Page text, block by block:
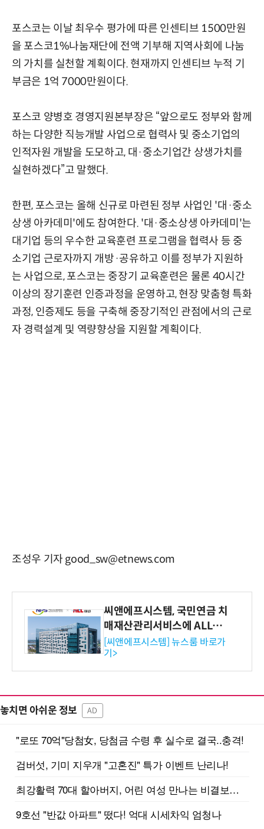
포스코는 이날 최우수 평가에 따른 인센티브 1500만원
을 포스코1%나눔재단에 전액 기부해 지역사회에 나눔
의 가치를 실천할 계획이다. 현재까지 인센티브 누적 기
부금은 1억 7000만원이다.
포스코 양병호 경영지원본부장은 “앞으로도 정부와 함께
하는 다양한 직능개발 사업으로 협력사 및 중소기업의
인적자원 개발을 도모하고, 대·중소기업간 상생가치를
실현하겠다”고 말했다.
한편, 포스코는 올해 신규로 마련된 정부 사업인 '대·중소
상생 아카데미'에도 참여한다. '대·중소상생 아카데미'는
대기업 등의 우수한 교육훈련 프로그램을 협력사 등 중
소기업 근로자까지 개방·공유하고 이를 정부가 지원하
는 사업으로, 포스코는 중장기 교육훈련은 물론 40시간
이상의 장기훈련 인증과정을 운영하고, 현장 맞춤형 특화
과정, 인증제도 등을 구축해 중장기적인 관점에서의 근로
자 경력설계 및 역량향상을 지원할 계획이다.
조성우 기자 good_sw@etnews.com
씨앤에프시스템, 국민연금 치
매재산관리서비스에 ALL# E
RP 공급
[씨앤에프시스템] 뉴스룸 바로가
기>
놓치면 아쉬운 정보 AD